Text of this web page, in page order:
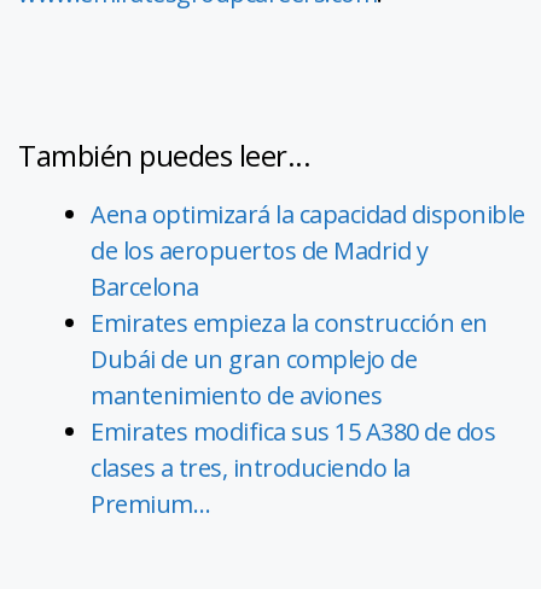
También puedes leer...
Aena optimizará la capacidad disponible
de los aeropuertos de Madrid y
Barcelona
Emirates empieza la construcción en
Dubái de un gran complejo de
mantenimiento de aviones
Emirates modifica sus 15 A380 de dos
clases a tres, introduciendo la
Premium…